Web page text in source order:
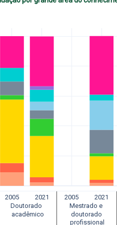
2005 2021 2005 2021
Doutorado
acadêmico
Mestrado e
doutorado
profissional